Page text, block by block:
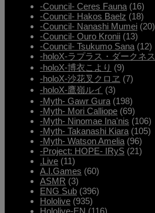
-Council- Ceres Fauna (16)
-Council- Hakos Baelz (18)
-Council- Nanashi Mumei (20)
-Council- Ouro Kronii (13)
-Council- Tsukumo Sana (12)
-holoX-ラプラス・ダークネス
-holoX-博衣こより (9)
-holoX-沙花叉クロヱ (7)
-holoX-鷹嶺ルイ (3)
-Myth- Gawr Gura (198)
-Myth- Mori Calliope (69)
-Myth- Ninomae Ina'nis (106)
-Myth- Takanashi Kiara (105)
-Myth- Watson Amelia (96)
-Project: HOPE- IRyS (21)
.Live (11)
A.I.Games (60)
ASMR (3)
ENG Sub (396)
Hololive (935)
Hololive-EN (116)